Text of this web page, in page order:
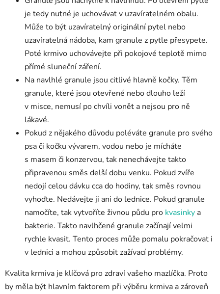
je tedy nutné je uchovávat v uzavíratelném obalu.
Může to být uzavíratelný originální pytel nebo
uzavíratelná nádoba, kam granule z pytle přesypete.
Poté krmivo uchovávejte při pokojové teplotě mimo
přímé sluneční záření.
Na navlhlé granule jsou citlivé hlavně kočky. Těm
granule, které jsou otevřené nebo dlouho leží
v misce, nemusí po chvíli vonět a nejsou pro ně
lákavé.
Pokud z nějakého důvodu poléváte granule pro svého
psa či kočku vývarem, vodou nebo je mícháte
s masem či konzervou, tak nenechávejte takto
připravenou směs delší dobu venku. Pokud zvíře
nedojí celou dávku cca do hodiny, tak směs rovnou
vyhoďte. Nedávejte ji ani do lednice. Pokud granule
namočíte, tak vytvoříte živnou půdu pro kvasinky a
bakterie. Takto navlhčené granule začínají velmi
rychle kvasit. Tento proces může pomalu pokračovat i
v lednici a mohou způsobit zažívací problémy.
Kvalita krmiva je klíčová pro zdraví vašeho mazlíčka. Proto
by měla být hlavním faktorem při výběru krmiva a zároveň